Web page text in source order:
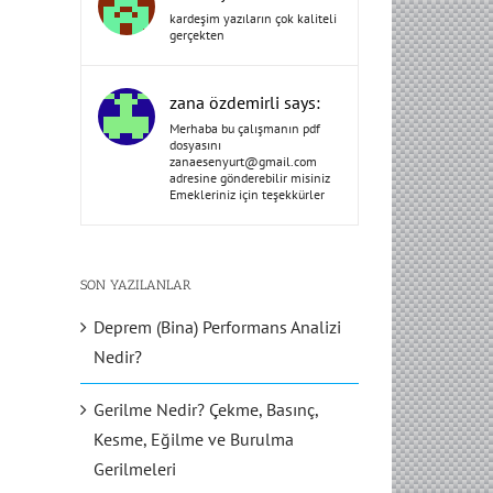
kardeşim yazıların çok kaliteli
gerçekten
zana özdemirli says:
Merhaba bu çalışmanın pdf
dosyasını
zanaesenyurt@gmail.com
adresine gönderebilir misiniz
Emekleriniz için teşekkürler
SON YAZILANLAR
Deprem (Bina) Performans Analizi
Nedir?
Gerilme Nedir? Çekme, Basınç,
Kesme, Eğilme ve Burulma
Gerilmeleri